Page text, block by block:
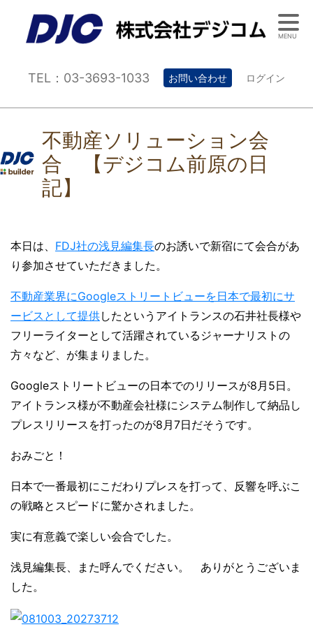
TEL：03-3693-1033 お問い合わせ ログイン
不動産ソリューション会
合 【デジコム前原の日
記】
本日は、 FDJ社の浅見編集長のお誘いで新宿にて会合があ
り参加させていただきました。
不動産業界にGoogleストリートビューを日本で最初にサ
ービスとして提供したというアイトランスの石井社長様や
フリーライターとして活躍されているジャーナリストの
方々など、が集まりました。
Googleストリートビューの日本でのリリースが8月5日。
アイトランス様が不動産会社様にシステム制作して納品し
プレスリリースを打ったのが8月7日だそうです。
おみごと！
日本で一番最初にこだわりプレスを打って、反響を呼ぶこ
の戦略とスピードに驚かされました。
実に有意義で楽しい会合でした。
浅見編集長、また呼んでください。 ありがとうございま
した。
MENU